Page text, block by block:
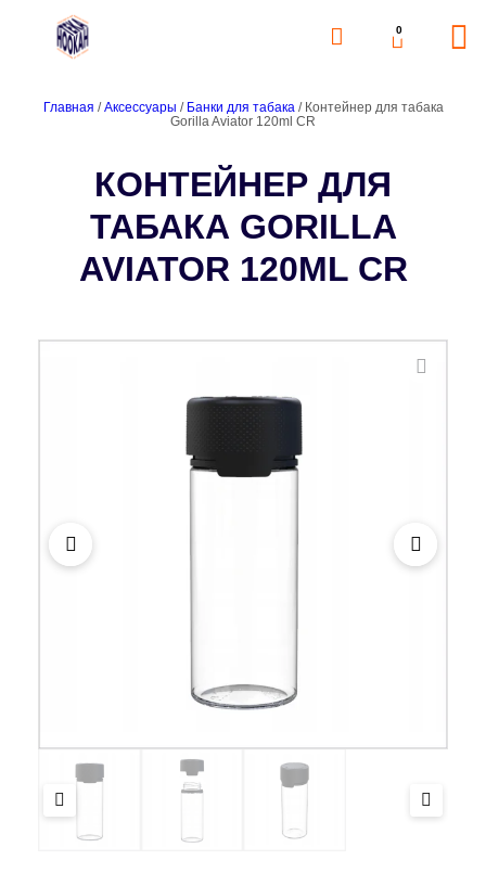
0
Главная /Аксессуары / Банки для табака/ Контейнер для табака
Gorilla Aviator 120ml CR
КОНТЕЙНЕР ДЛЯ
ТАБАКА GORILLA
AVIATOR 120ML CR